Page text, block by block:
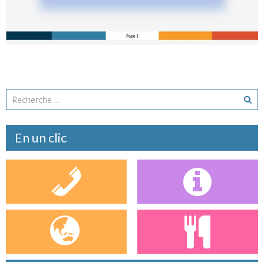
n’aimez pas le vin ? on vous propose un jus de raisin ! [...]
En un clic